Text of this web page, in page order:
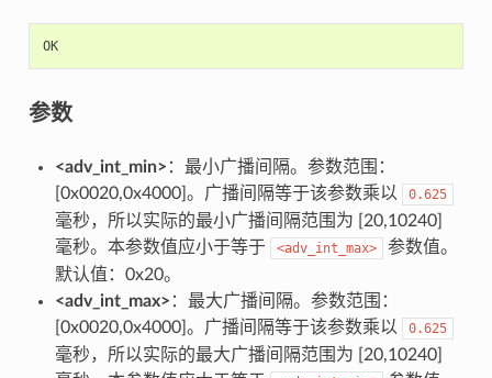
OK
参数
<adv_int_min> ：最小广播间隔。参数范围：
[0x0020,0x4000]。广播间隔等于该参数乘以
0.625
毫秒，所以实际的最小广播间隔范围为 [20,10240]
毫秒。本参数值应小于等于
<adv_int_max>
参数值。
默认值：0x20。
<adv_int_max> ：最大广播间隔。参数范围：
[0x0020,0x4000]。广播间隔等于该参数乘以
0.625
毫秒，所以实际的最大广播间隔范围为 [20,10240]